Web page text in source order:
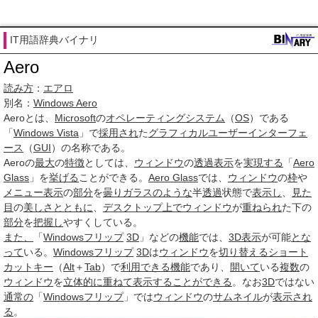
IT用語辞典バイナリ
Aero
読み方 ： エアロ
別名： Windows Aero
Aeroとは、 Microsoftのオペレーティングシステム （OS）である
「Windows Vista 」で採用されたグラフィカルユーザーインターフェ
ース
（GUI）の名称である。
Aeroの最大の特徴としては、 ウィンドウの透過表示を実現する 「Aero
Glass 」を挙げる ことができる。 Aero Glassでは、 ウィンドウの枠や
メニュー表示の部分を曇りガラスのような半透過状態で表示し
見た
目の美しさ とともに デスクトップ上でウィンドウが重ねられた下の
部分を把握しやすくしている。
また、
「Windowsフリップ 3D 」などの機能では、 3D表示が可能とな
っている。 Windowsフリップ 3Dはウィンドウを切り替えるショート
カットキー （Alt＋Tab）で利用できる機能であり、 開いている複数の
ウィンドウを立体的に重ねて表示することができる 。なお3Dではない
通常の 「Windowsフリップ」ではウィンドウのサムネイルが表示され
る 。